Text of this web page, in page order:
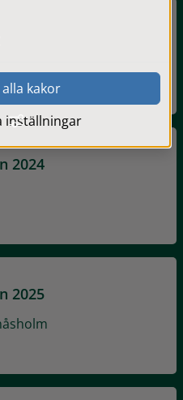
2024
2025
kakor
inställningar